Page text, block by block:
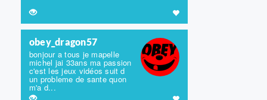
obey_dragon57
bonjour a tous je mapelle
michel jai 33ans ma passion
c'est les jeux vidéos suit d
un probleme de sante quon
m'a d...